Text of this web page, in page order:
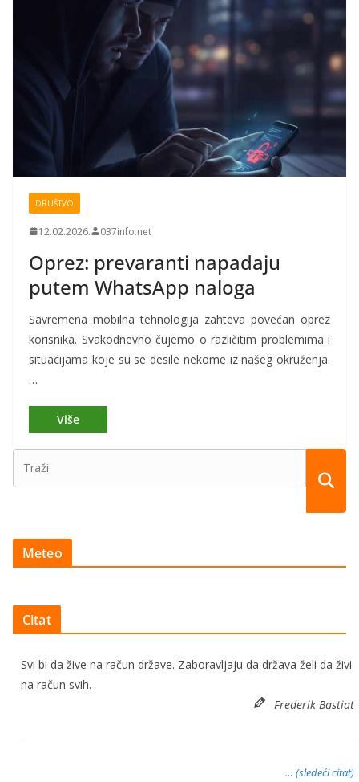
DRUŠTVO
12.02.2026. 037info.net
Oprez: prevaranti napadaju
putem WhatsApp naloga
Savremena mobilna tehnologija zahteva povećan oprez
korisnika. Svakodnevno čujemo o različitim problemima i
situacijama koje su se desile nekome iz našeg okruženja.
…
Meteo
Citat
Svi bi da žive na račun države. Zaboravljaju da država želi da živi
na račun svih.
Frederik Bastiat
… (sledeći citat)